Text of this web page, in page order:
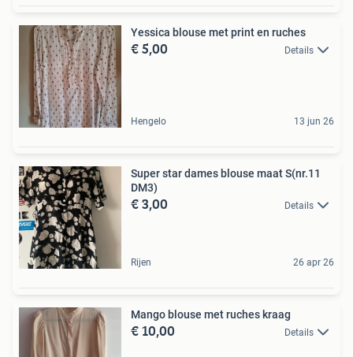
Yessica blouse met print en ruches
€ 5,00 Details
Hengelo 13 jun 26
Super star dames blouse maat S(nr.11
DM3)
€ 3,00 Details
Rijen 26 apr 26
Mango blouse met ruches kraag
€ 10,00 Details